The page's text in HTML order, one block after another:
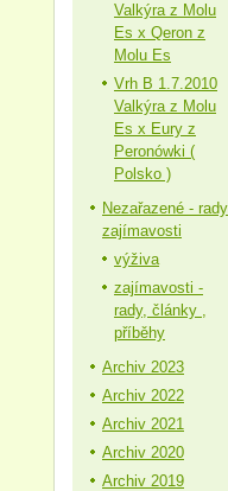
Valkýra z Molu
Es x Qeron z
Molu Es
Vrh B 1.7.2010
Valkýra z Molu
Es x Eury z
Peronówki (
Polsko )
Nezařazené -
zajímavosti
výživa
zajímavosti -
rady, články ,
příběhy
Archiv 2023
Archiv 2022
Archiv 2021
Archiv 2020
Archiv 2019